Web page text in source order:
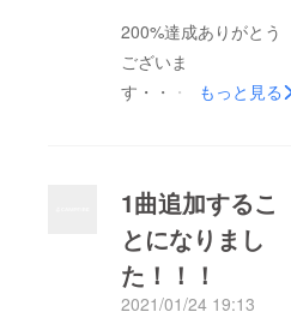
200%達成ありがとう
ございま
す・・・・！！！！！
す。200%超えという
ことでオリジナル曲の
中から1曲、MVを制作
することになりまし
もっと見る
1曲追加するこ
とになりまし
た！！！
2021/01/24 19:13